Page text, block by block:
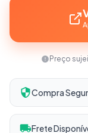
Preço
Compra
Frete